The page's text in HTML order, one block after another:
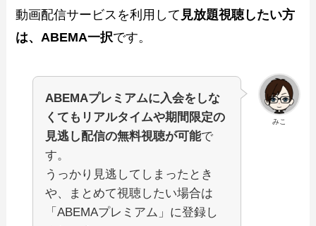
動画配信サービスを利用して 見放題視聴したい方
は、ABEMA一択です。
みこ
ABEMAプレミアムに入会をしな
くてもリアルタイムや期間限定の
見逃し配信の無料視聴が可能で
す。
うっかり見逃してしまったとき
や、まとめて視聴したい場合は
「ABEMAプレミアム」に登録し